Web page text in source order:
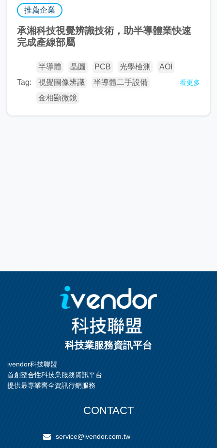
推薦企業
承湘科技視覺辨識技術，助半導體業快速
完成產線部屬
Tag:
半導體 晶圓 PCB 光學檢測
AOI
視覺圖像辨識
半導體二手設備
金相顯微鏡
看更多
科技業服務資訊平台
ivendor科技聯盟
首創整合性科技業服務資訊平台
提供最專業齊全資訊行銷服務
CONTACT
service@ivendor.com.tw